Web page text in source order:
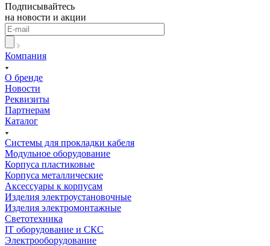
Подписывайтесь
на новости и акции
Компания
О бренде
Новости
Реквизиты
Партнерам
Каталог
Системы для прокладки кабеля
Модульное оборудование
Корпуса пластиковые
Корпуса металлические
Аксессуары к корпусам
Изделия электроустановочные
Изделия электромонтажные
Светотехника
IT оборудование и СКС
Электрооборудование